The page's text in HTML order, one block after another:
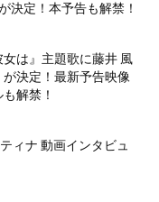
決定！本予告も解禁！
は』主題歌に藤井 風
決定！最新予告映像
解禁！
ィナ 動画インタビュ